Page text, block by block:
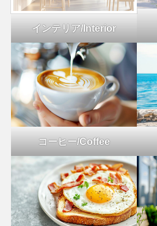
インテリア/Interior
コーヒー/Coffee